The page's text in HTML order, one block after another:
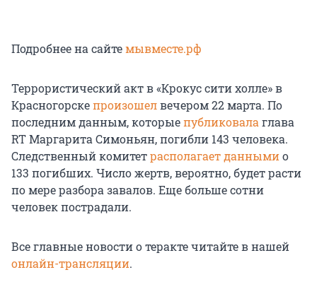
Подробнее на сайтемывместе.рф
Террористический акт в «Крокус сити холле» в
Красногорскепроизошелвечером 22 марта. По
последним данным, которыепубликовала глава
RT Маргарита Симоньян, погибли 143 человека.
Следственный комитетрасполагает даннымио
133 погибших. Число жертв, вероятно, будет расти
по мере разбора завалов. Еще больше сотни
человек пострадали.
Все главные новости о теракте читайте в нашей
онлайн-трансляции.